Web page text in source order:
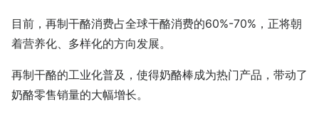
目前，再制干酪消费占全球干酪消费的60%-70%，正将朝
着营养化、多样化的方向发展。
再制干酪的工业化普及，使得奶酪棒成为热门产品，带动了
奶酪零售销量的大幅增长。